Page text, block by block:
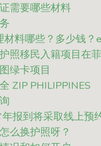
需要哪些材料
料哪些？多少钱？
照移民入籍项目在
绿卡项目
ZIP PHILIPPINES
报到将采取线上预
么换护照呀？